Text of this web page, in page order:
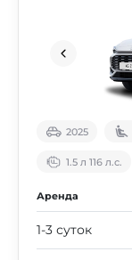
2025
1.5 л 116 л.с.
Аренда
1-3 суток